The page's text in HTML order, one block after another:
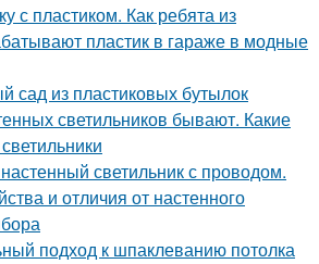
с пластиком. Как ребята из
пластик в гараже в модные
сад из пластиковых бутылок
светильников бывают. Какие
светильник с проводом.
и отличия от настенного
подход к шпаклеванию потолка